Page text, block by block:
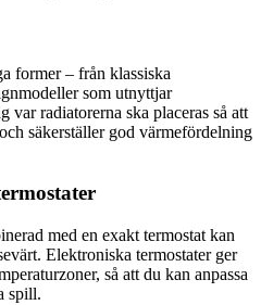
former – från klassiska
som utnyttjar
radiatorerna ska placeras så att
säkerställer god värmefördelning
med en exakt termostat kan
Elektroniska termostater ger
så att du kan anpassa
spill.